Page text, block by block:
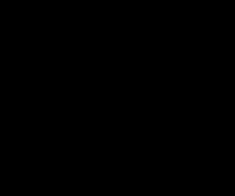
para só então,
ideais para
essas etapas da